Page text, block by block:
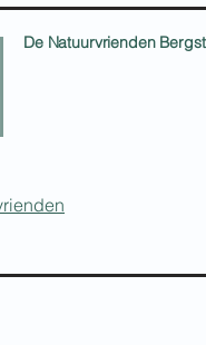
De Natuurvrienden